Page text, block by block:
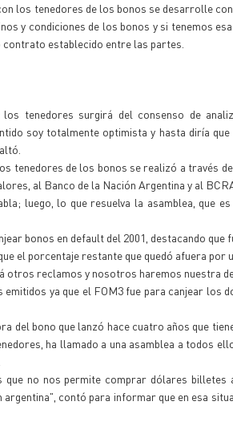
los tenedores de los bonos se desarrolle
y condiciones de los bonos y si tenemos
establecido entre las partes.
tenedores surgirá del consenso de
soy totalmente optimista y hasta diría que
tenedores de los bonos se realizó a través
al Banco de la Nación Argentina y al
luego, lo que resuelva la asamblea, que
bonos en default del 2001, destacando
el porcentaje restante que quedó afuera por
reclamos y nosotros haremos nuestra
ya que el FOM3 fue para canjear los
del bono que lanzó hace cuatro años que
ha llamado a una asamblea a todos
que no nos permite comprar dólares billetes
contó para informar que en esa